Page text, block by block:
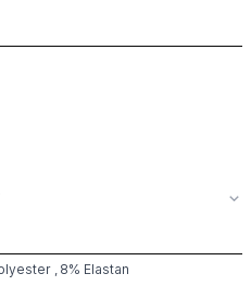
, 8% Elastan